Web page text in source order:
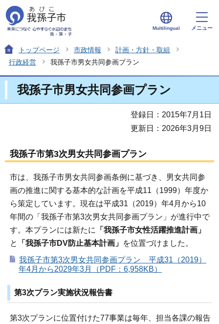
Multilingual メニュー
トップページ 市政情報
計画・方針・取組
行政経営
我孫子市男女共同参画プラン
我孫子市男女共同参画プラン
登録日：2015年7月1日
更新日：2026年3月9日
我孫子市第3次男女共同参画プラン
市は、我孫子市男女共同参画条例に基づき、男女共同参
画の推進に関する基本的な計画を平成11（1999）年度か
ら策定しています。現在は平成31（2019）年4月から10
年間の「我孫子市第3次男女共同参画プラン」が進行中で
す。本プランには新たに
「我孫子市女性活躍推進計画」
と
「我孫子市DV防止基本計画」 を位置づけました。
我孫子市第3次男女共同参画プラン 平成31（2019）
年4月から2029年3月（PDF：6,958KB）
第3次プラン実施状況報告書
第3次プランに位置付けた77事業は毎年、担当各課の報告